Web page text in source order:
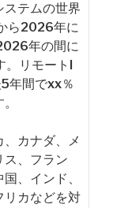
ステムの世界
ら2026年に
年の間に
。リモートI
年間でxx％
カナダ、メ
ス、フラン
、インド、
リカなどを対